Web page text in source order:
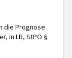
die Prognose
in LR, StPO §